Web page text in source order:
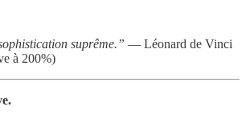
suprême.” — Léonard de Vinci
à 200%)